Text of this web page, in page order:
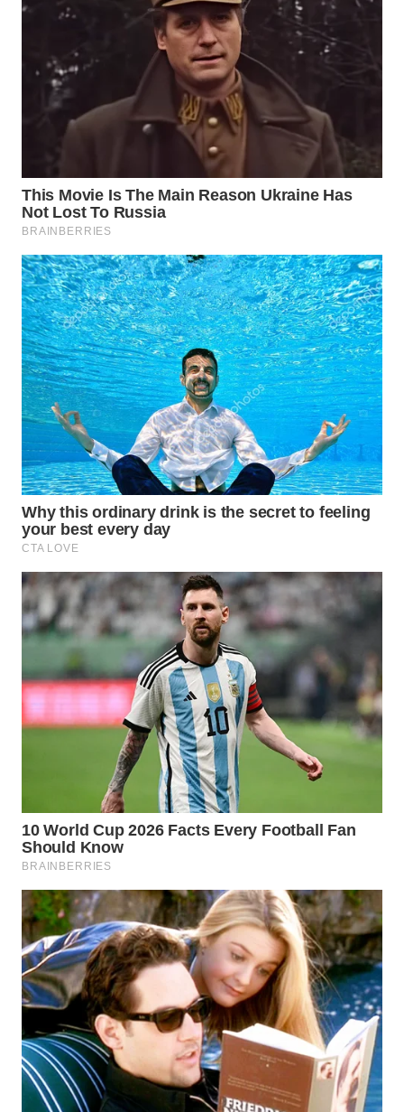
TEBING
TINGGI
PAKPAK
KARAWANG
WN
BEKASI
WN
BOGOR
WN
DEPOK
WN
TAPANULI
UTARA
WN
SAMOSIR
WN
PADANG
LAWAS
WN
SUMEDANG
WN
KEPULAUAN
SERIBU
WN
TANGERANG
WN
BINJAI
WN
CIREBON